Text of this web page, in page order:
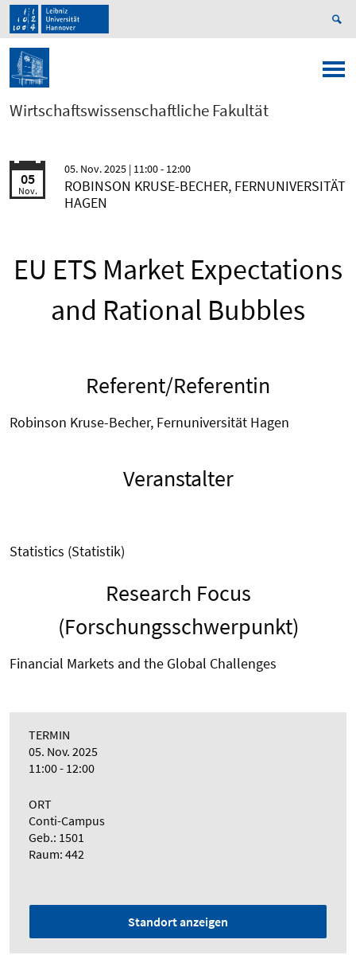
Wirtschaftswissenschaftliche Fakultät
05
Nov.
05. Nov. 2025 | 11:00 - 12:00
ROBINSON KRUSE-BECHER, FERNUNIVERSITÄT
HAGEN
EU ETS Market Expectations
and Rational Bubbles
Referent/Referentin
Robinson Kruse-Becher, Fernuniversität Hagen
Veranstalter
Statistics (Statistik)
Research Focus
(Forschungsschwerpunkt)
Financial Markets and the Global Challenges
TERMIN
05. Nov. 2025
11:00 - 12:00
ORT
Conti-Campus
Geb.: 1501
Raum: 442
Standort anzeigen